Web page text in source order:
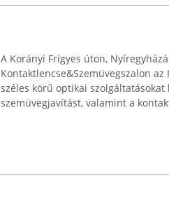
A Korányi Frigyes úton,
Kontaktlencse&Szemüvegszalon
széles körű optikai
szemüvegjavítást, valamint a